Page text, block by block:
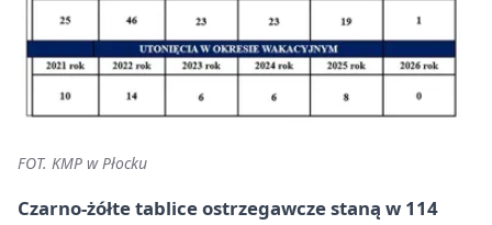
FOT. KMP w Płocku
Czarno-żółte tablice ostrzegawcze staną w 114